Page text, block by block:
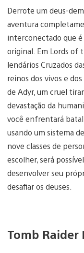
Derrote um deus-
aventura
interconectado que é
original. Em Lords of
lendários Cruzados
reinos dos vivos e
de Adyr, um cruel
devastação da
você enfrentará
usando um sistema
nove classes de
escolher, será
desenvolver seu
desafiar os deuses.
Tomb Raider